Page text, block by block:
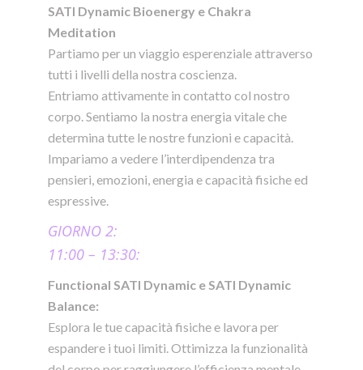
SATI Dynamic Bioenergy e Chakra
Meditation
Partiamo per un viaggio esperenziale attraverso
tutti i livelli della nostra coscienza.
Entriamo attivamente in contatto col nostro
corpo. Sentiamo la nostra energia vitale che
determina tutte le nostre funzioni e capacità.
Impariamo a vedere l’interdipendenza tra
pensieri, emozioni, energia e capacità fisiche ed
espressive.
GIORNO 2:
11:00 – 13:30:
Functional SATI Dynamic e SATI Dynamic
Balance:
Esplora le tue capacità fisiche e lavora per
espandere i tuoi limiti. Ottimizza la funzionalità